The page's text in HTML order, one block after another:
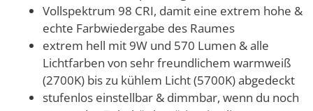
Vollspektrum 98 CRI, damit eine extrem hohe &
echte Farbwiedergabe des Raumes
extrem hell mit 9W und 570 Lumen & alle
Lichtfarben von sehr freundlichem warmweiß
(2700K) bis zu kühlem Licht (5700K) abgedeckt
stufenlos einstellbar & dimmbar, wenn du noch